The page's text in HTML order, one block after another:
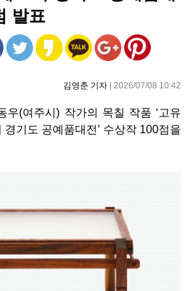
발표
김영춘 기자 | 2026/07/08 10:42
우(여주시) 작가의 목칠 작품 ‘고유
경기도 공예품대전’ 수상작 100점을